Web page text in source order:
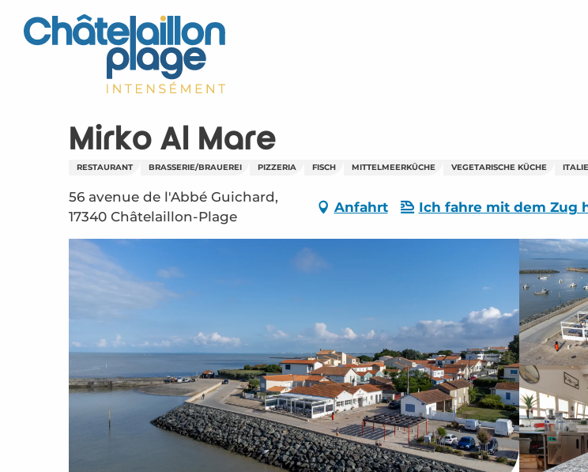
contenu
Mirko Al Mare
RESTAURANT BRASSERIE/BRAUEREI PIZZERIA FISCH MITTELMEERKÜCHE VEGETARISCHE KÜCHE
56 avenue de l'Abbé Guichard,
17340 Châtelaillon-Plage
Anfahrt Ich fahre mit dem Zug